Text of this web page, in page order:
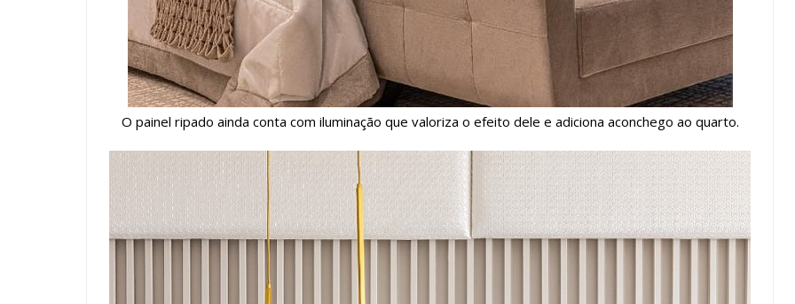
O painel ripado ainda conta com iluminação que valoriza o efeito dele e adiciona aconchego ao quarto.